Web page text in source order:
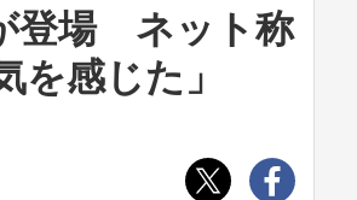
登場 ネット称
感じた」